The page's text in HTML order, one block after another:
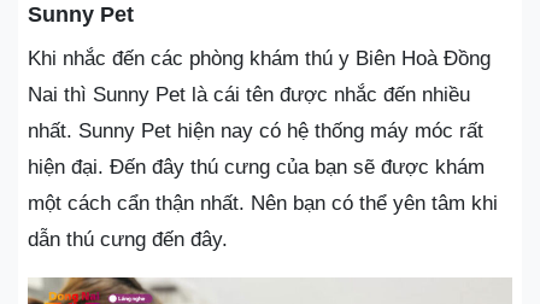
Sunny Pet
Khi nhắc đến các phòng khám thú y Biên Hoà Đồng
Nai thì Sunny Pet là cái tên được nhắc đến nhiều
nhất. Sunny Pet hiện nay có hệ thống máy móc rất
hiện đại. Đến đây thú cưng của bạn sẽ được khám
một cách cẩn thận nhất. Nên bạn có thể yên tâm khi
dẫn thú cưng đến đây.